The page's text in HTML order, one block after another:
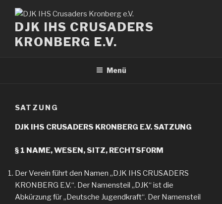
Inhalt
springenDJK IHS CRUSADERS
KRONBERG E.V.
Menü
SATZUNG
DJK IHS CRUSADERS KRONBERG E.V. SATZUNG
§ 1 NAME, WESEN, SITZ, RECHTSFORM
Der Verein führt den Namen „DJK IHS CRUSADERS
KRONBERG E.V.“. Der Namensteil „DJK“ ist die
Abkürzung für „Deutsche Jugendkraft“. Der Namensteil